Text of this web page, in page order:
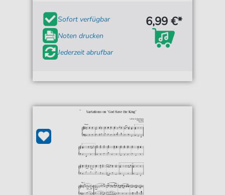
Sofort verfügbar
Noten drucken
Jederzeit abrufbar
6,99 €*